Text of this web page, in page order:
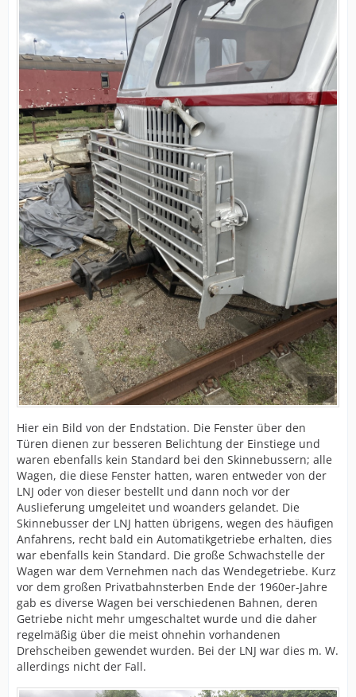
Hier ein Bild von der Endstation. Die Fenster über den
Türen dienen zur besseren Belichtung der Einstiege und
waren ebenfalls kein Standard bei den Skinnebussern; alle
Wagen, die diese Fenster hatten, waren entweder von der
LNJ oder von dieser bestellt und dann noch vor der
Auslieferung umgeleitet und woanders gelandet. Die
Skinnebusser der LNJ hatten übrigens, wegen des häufigen
Anfahrens, recht bald ein Automatikgetriebe erhalten, dies
war ebenfalls kein Standard. Die große Schwachstelle der
Wagen war dem Vernehmen nach das Wendegetriebe. Kurz
vor dem großen Privatbahnsterben Ende der 1960er-Jahre
gab es diverse Wagen bei verschiedenen Bahnen, deren
Getriebe nicht mehr umgeschaltet wurde und die daher
regelmäßig über die meist ohnehin vorhandenen
Drehscheiben gewendet wurden. Bei der LNJ war dies m. W.
allerdings nicht der Fall.